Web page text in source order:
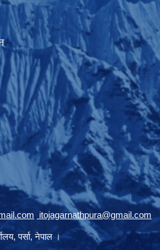
, itojagarnathpura@gmail.com
पर्सा, नेपाल ।